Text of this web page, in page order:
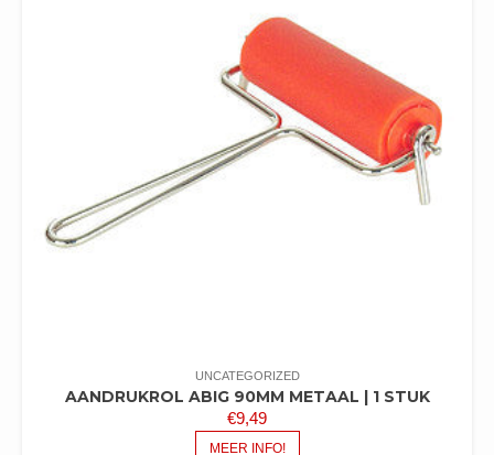
UNCATEGORIZED
AANDRUKROL ABIG 90MM METAAL | 1 STUK
€9,49
MEER INFO!